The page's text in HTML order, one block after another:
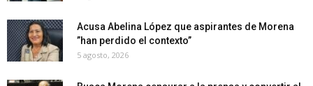
Acusa Abelina López que aspirantes de Morena
”han perdido el contexto”
5 agosto, 2026